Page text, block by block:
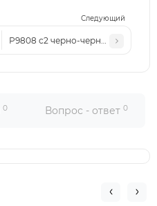
Следующий
Р9808 с2 черно-черные
0 Вопрос - ответ 0